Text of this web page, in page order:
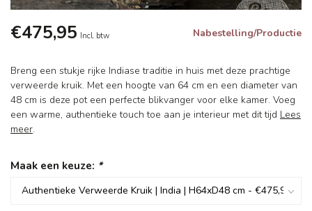
€475,95 Incl. btw Nabestelling/Productie
Breng een stukje rijke Indiase traditie in huis met deze prachtige
verweerde kruik. Met een hoogte van 64 cm en een diameter van
48 cm is deze pot een perfecte blikvanger voor elke kamer. Voeg
een warme, authentieke touch toe aan je interieur met dit tijd Lees
meer.
Maak een keuze: *